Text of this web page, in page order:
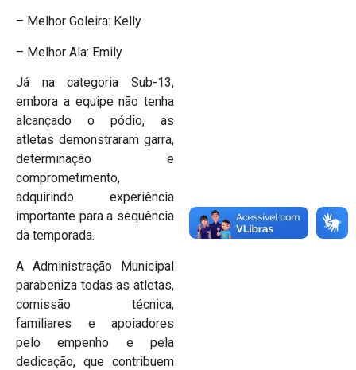
– Melhor Goleira: Kelly
– Melhor Ala: Emily
Já na categoria Sub-13,
embora a equipe não tenha
alcançado o pódio, as
atletas demonstraram garra,
determinação e
comprometimento,
adquirindo experiência
importante para a sequência
da temporada.
A Administração Municipal
parabeniza todas as atletas,
comissão técnica,
familiares e apoiadores
pelo empenho e pela
dedicação, que contribuem